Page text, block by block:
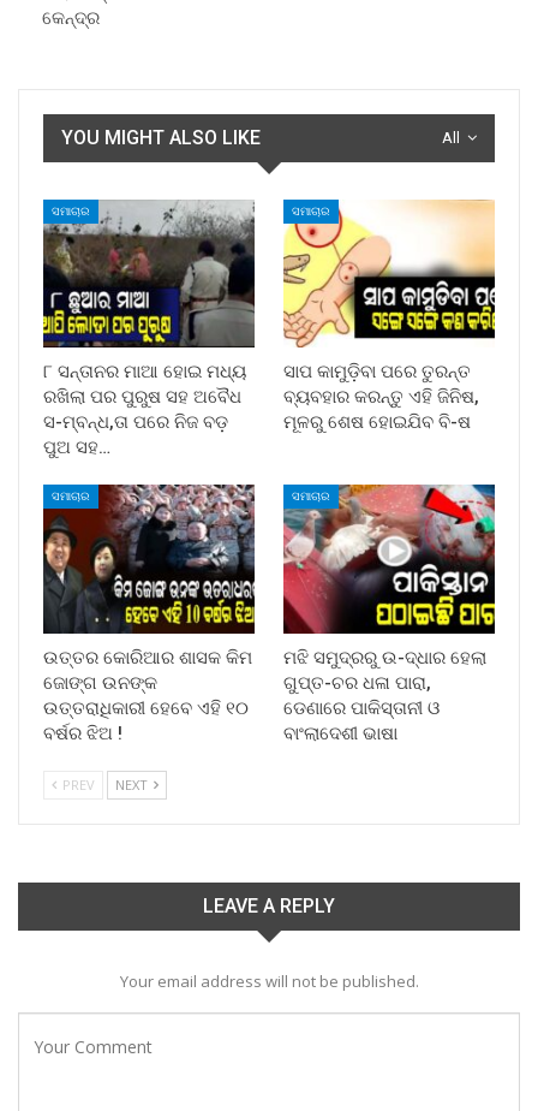
କେନ୍ଦ୍ର
All
YOU MIGHT ALSO LIKE
ସମାଚାର
୮ ସନ୍ତାନର ମାଆ ହୋଇ ମଧ୍ୟ
ରଖିଲା ପର ପୁରୁଷ ସହ ଅବୈଧ
ସ-ମ୍ବନ୍ଧ,ତା ପରେ ନିଜ ବଡ଼
ପୁଅ ସହ…
ସମାଚାର
ସାପ କାମୁଡ଼ିବା ପରେ ତୁରନ୍ତ
ବ୍ୟବହାର କରନ୍ତୁ ଏହି ଜିନିଷ,
ମୂଳରୁ ଶେଷ ହୋଇଯିବ ବି-ଷ
ସମାଚାର
ଉତ୍ତର କୋରିଆର ଶାସକ କିମ
ଜୋଙ୍ଗ ଉନଙ୍କ
ଉତ୍ତରାଧିକାରୀ ହେବେ ଏହି ୧୦
ବର୍ଷର ଝିଅ !
ସମାଚାର
ମଝି ସମୁଦ୍ରରୁ ଉ-ଦ୍ଧାର ହେଲା
ଗୁପ୍ତ-ଚର ଧଳା ପାରା,
ଡେଣାରେ ପାକିସ୍ତାନୀ ଓ
ବାଂଲାଦେଶୀ ଭାଷା
PREV NEXT
LEAVE A REPLY
Your email address will not be published.